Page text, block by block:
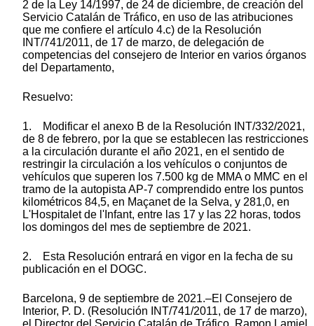
2 de la Ley 14/1997, de 24 de diciembre, de creación del
Servicio Catalán de Tráfico, en uso de las atribuciones
que me confiere el artículo 4.c) de la Resolución
INT/741/2011, de 17 de marzo, de delegación de
competencias del consejero de Interior en varios órganos
del Departamento,
Resuelvo:
1. Modificar el anexo B de la Resolución INT/332/2021,
de 8 de febrero, por la que se establecen las restricciones
a la circulación durante el año 2021, en el sentido de
restringir la circulación a los vehículos o conjuntos de
vehículos que superen los 7.500 kg de MMA o MMC en el
tramo de la autopista AP-7 comprendido entre los puntos
kilométricos 84,5, en Maçanet de la Selva, y 281,0, en
L'Hospitalet de l'Infant, entre las 17 y las 22 horas, todos
los domingos del mes de septiembre de 2021.
2. Esta Resolución entrará en vigor en la fecha de su
publicación en el DOGC.
Barcelona, 9 de septiembre de 2021.–El Consejero de
Interior, P. D. (Resolución INT/741/2011, de 17 de marzo),